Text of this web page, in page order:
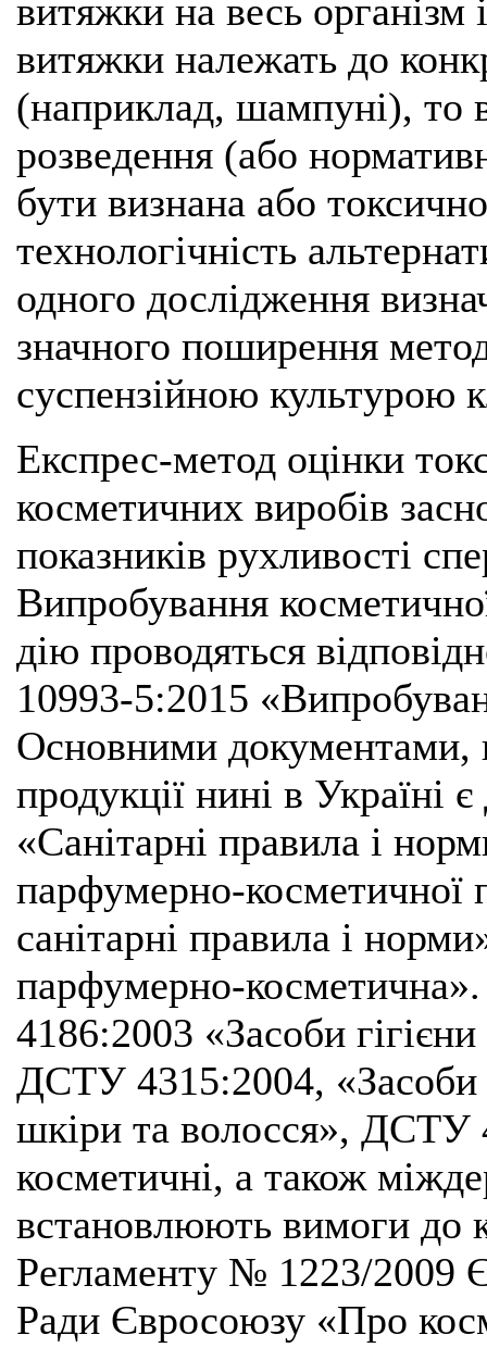
витяжки на весь організм
витяжки належать до
(наприклад, шампуні), то
розведення (або
бути визнана або
технологічність
одного дослідження
значного поширення
суспензійною культурою
Експрес-метод оцінки
косметичних виробів
показників рухливості
Випробування
дію проводяться
10993-5:2015
Основними документами,
продукції нині в
«Санітарні правила і
парфумерно-косметичної
санітарні правила і
парфумерно-
4186:2003 «Засоби
ДСТУ 4315:2004, «Засоби
шкіри та волосся», ДСТУ
косметичні, а також
встановлюють вимоги до
Регламенту № 1223/2009
Ради Євросоюзу «Про